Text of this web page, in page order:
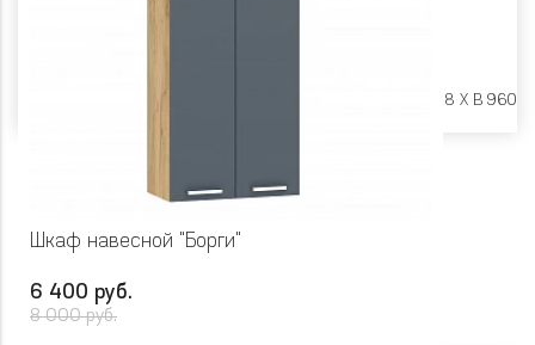
Ш 800 X Г 318 X В 960
Шкаф навесной "Борги"
6 400 руб.
8 000 руб.